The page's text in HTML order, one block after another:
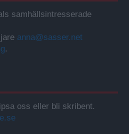
samhällsintresserade
anna@sasser.net
.
oss eller bli skribent.